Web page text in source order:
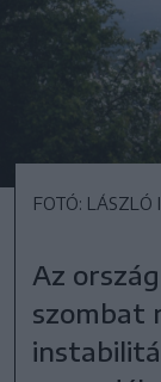
FOTÓ: LÁSZLÓ
Az
szombat